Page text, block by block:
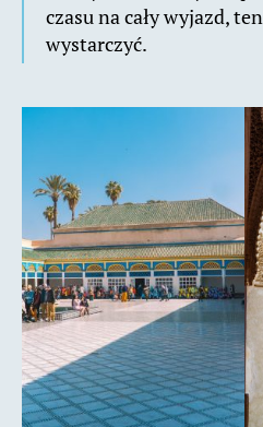
czasu na cały wyjazd,
wystarczyć.